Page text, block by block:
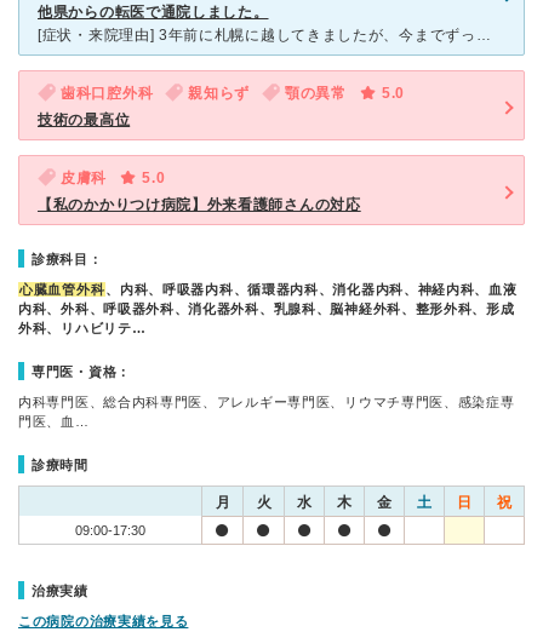
他県からの転医で通院しました。
[症状・来院理由] 3年前に札幌に越してきましたが、今までずっと転医せず関東の病院に通院していました。 10年来の投薬治療とは言え、万が一の事を考えて地元に主治医を見つけるべきと思い受診しました。
歯科口腔外科 親知らず 顎の異常
5.0
技術の最高位
皮膚科
5.0
【私のかかりつけ病院】外来看護師さんの対応
診療科目：
心臓血管外科、内科、呼吸器内科、循環器内科、消化器内科、神経内科、血液
内科、外科、呼吸器外科、消化器外科、乳腺科、脳神経外科、整形外科、形成
外科、リハビリテ…
専門医・資格：
内科専門医、総合内科専門医、アレルギー専門医、リウマチ専門医、感染症専
門医、血…
診療時間
月 火 水 木 金 土 日 祝
09:00-17:30
治療実績
この病院の治療実績を見る